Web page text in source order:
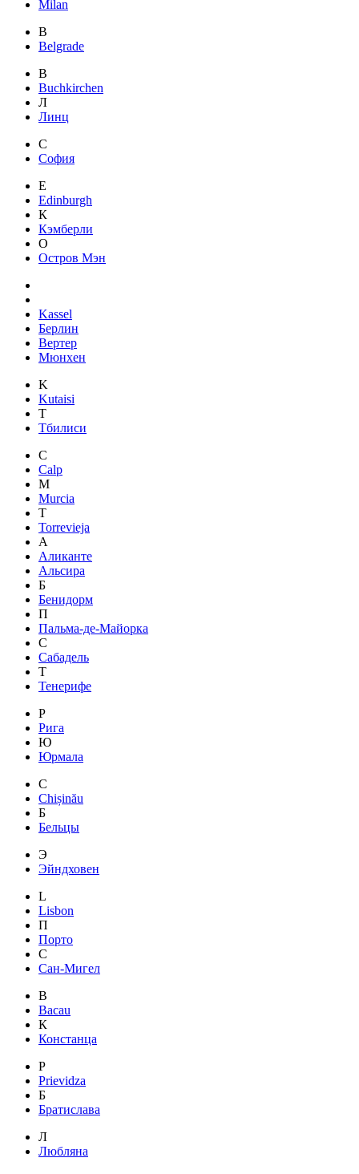
Milan
B
Belgrade
B
Buchkirchen
Л
Линц
С
София
E
Edinburgh
К
Кэмберли
О
Остров Мэн
Kassel
Берлин
Вертер
Мюнхен
K
Kutaisi
Т
Тбилиси
C
Calp
M
Murcia
T
Torrevieja
А
Аликанте
Альсира
Б
Бенидорм
П
Пальма-де-Майорка
С
Сабадель
Т
Тенерифе
Р
Рига
Ю
Юрмала
C
Chișinău
Б
Бельцы
Э
Эйндховен
L
Lisbon
П
Порто
С
Сан-Мигел
B
Bacau
К
Констанца
P
Prievidza
Б
Братислава
Л
Любляна